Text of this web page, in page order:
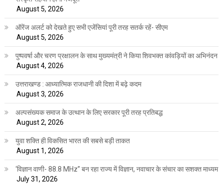
August 5, 2026
ऑरेंज अलर्ट को देखते हुए सभी एजेंसियां पूरी तरह सतर्क रहें- सीएम
August 5, 2026
पुष्पवर्षा और चरण प्रक्षालन के साथ मुख्यमंत्री ने किया शिवभक्त कांवड़ियों का अभिनंदन
August 4, 2026
उत्तराखण्ड : आध्यात्मिक राजधानी की दिशा में बढ़े कदम
August 3, 2026
अल्पसंख्यक समाज के उत्थान के लिए सरकार पूरी तरह प्रतिबद्ध
August 2, 2026
युवा शक्ति ही विकसित भारत की सबसे बड़ी ताकत
August 1, 2026
‘विज्ञान वाणी- 88.8 MHz” बन रहा राज्य में विज्ञान, नवाचार के संचार का सशक्त माध्यम
July 31, 2026